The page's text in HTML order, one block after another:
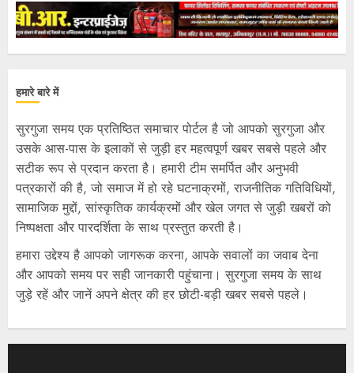
हमारे बारे में
सुरगुजा समय एक प्रतिष्ठित समाचार पोर्टल है जो आपको सुरगुजा और
उसके आस-पास के इलाकों से जुड़ी हर महत्वपूर्ण खबर सबसे पहले और
सटीक रूप से प्रदान करता है। हमारी टीम समर्पित और अनुभवी
पत्रकारों की है, जो समाज में हो रहे घटनाक्रमों, राजनीतिक गतिविधियों,
सामाजिक मुद्दों, सांस्कृतिक कार्यक्रमों और खेल जगत से जुड़ी खबरों को
निष्पक्षता और पारदर्शिता के साथ प्रस्तुत करती है।
हमारा उद्देश्य है आपको जागरूक करना, आपके सवालों का जवाब देना
और आपको समय पर सही जानकारी पहुंचाना। सुरगुजा समय के साथ
जुड़े रहें और जानें अपने क्षेत्र की हर छोटी-बड़ी खबर सबसे पहले।